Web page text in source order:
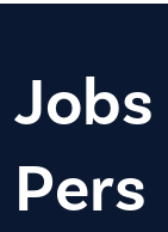
Jobs
Pers